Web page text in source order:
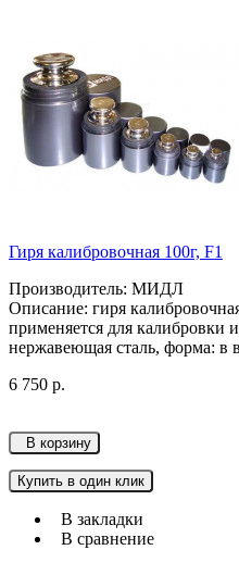
Гиря калибровочная 100г, F1
Производитель: МИДЛ
Описание: гиря
применяется для калибровки
нержавеющая сталь, форма: в
6 750 р.
В корзину
Купить в один клик
В закладки
В сравнение